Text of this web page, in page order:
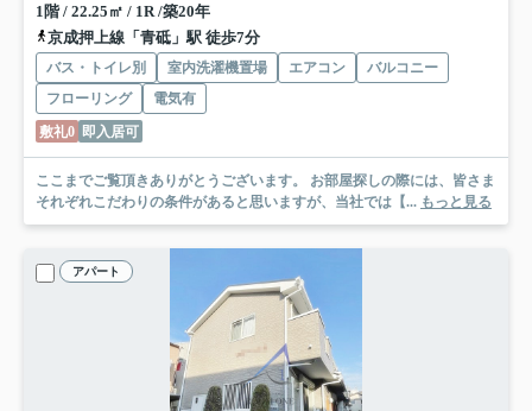
1階 / 22.25㎡ / 1R /築20年
京成押上線「青砥」駅 徒歩7分
バス・トイレ別 室内洗濯機置場 エアコン
バルコニー
フローリング
電気有
敷礼0 即入居可
ここまでご覧頂きありがとうございます。 お部屋探しの際には、皆さま
それぞれこだわりの条件があると思いますが、当社では【... もっと見る
アパート